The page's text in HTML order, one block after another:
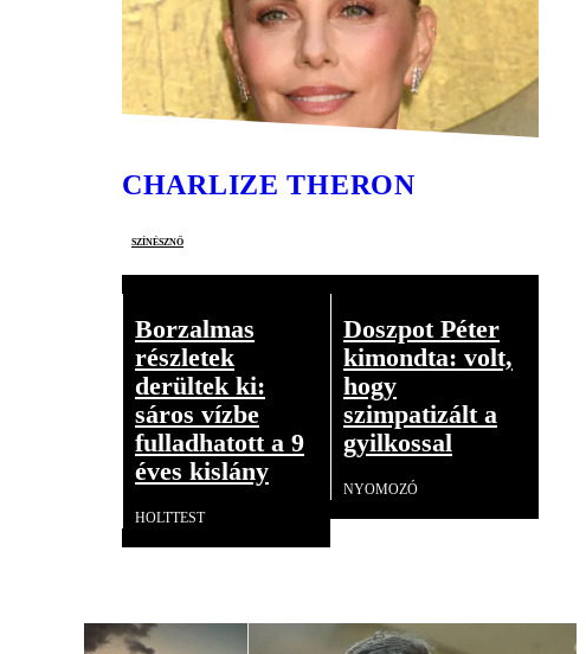
CHARLIZE THERON
színésznő
Borzalmas
részletek
derültek ki:
sáros vízbe
fulladhatott a 9
éves kislány
HOLTTEST
Doszpot Péter
kimondta: volt,
hogy
szimpatizált a
gyilkossal
NYOMOZÓ